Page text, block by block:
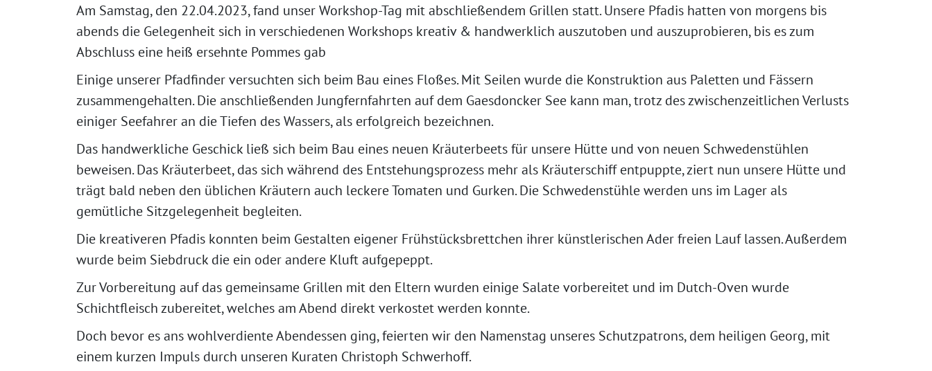
Am Samstag, den 22.04.2023, fand unser Workshop-Tag mit abschließendem Grillen statt. Unsere Pfadis hatten von morgens bis
abends die Gelegenheit sich in verschiedenen Workshops kreativ & handwerklich auszutoben und auszuprobieren, bis es zum
Abschluss eine heiß ersehnte Pommes gab
Einige unserer Pfadfinder versuchten sich beim Bau eines Floßes. Mit Seilen wurde die Konstruktion aus Paletten und Fässern
zusammengehalten. Die anschließenden Jungfernfahrten auf dem Gaesdoncker See kann man, trotz des zwischenzeitlichen Verlusts
einiger Seefahrer an die Tiefen des Wassers, als erfolgreich bezeichnen.
Das handwerkliche Geschick ließ sich beim Bau eines neuen Kräuterbeets für unsere Hütte und von neuen Schwedenstühlen
beweisen. Das Kräuterbeet, das sich während des Entstehungsprozess mehr als Kräuterschiff entpuppte, ziert nun unsere Hütte und
trägt bald neben den üblichen Kräutern auch leckere Tomaten und Gurken. Die Schwedenstühle werden uns im Lager als
gemütliche Sitzgelegenheit begleiten.
Die kreativeren Pfadis konnten beim Gestalten eigener Frühstücksbrettchen ihrer künstlerischen Ader freien Lauf lassen. Außerdem
wurde beim Siebdruck die ein oder andere Kluft aufgepeppt.
Zur Vorbereitung auf das gemeinsame Grillen mit den Eltern wurden einige Salate vorbereitet und im Dutch-Oven wurde
Schichtfleisch zubereitet, welches am Abend direkt verkostet werden konnte.
Doch bevor es ans wohlverdiente Abendessen ging, feierten wir den Namenstag unseres Schutzpatrons, dem heiligen Georg, mit
einem kurzen Impuls durch unseren Kuraten Christoph Schwerhoff.